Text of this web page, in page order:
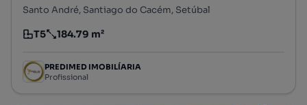
Santo André, Santiago do Cacém, Setúbal
Tipologia
T5
Preço por metro quadrado
184.79 m²
PREDIMED IMOBILÍARIA
Profissional